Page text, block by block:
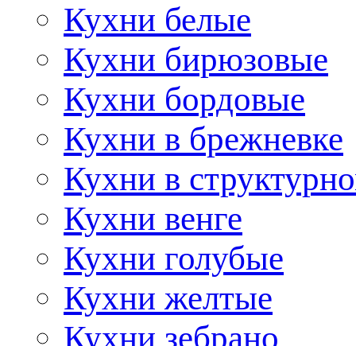
Кухни белые
Кухни бирюзовые
Кухни бордовые
Кухни в брежневке
Кухни в
Кухни венге
Кухни голубые
Кухни желтые
Кухни зебрано